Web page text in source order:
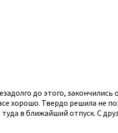
до этого, закончились
хорошо. Твердо решила не
в ближайший отпуск. С